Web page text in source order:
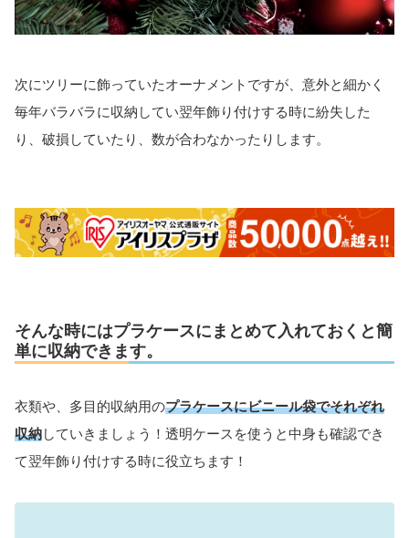
次にツリーに飾っていたオーナメントですが、意外と細かく
毎年バラバラに収納してい翌年飾り付けする時に紛失した
り、破損していたり、数が合わなかったりします。
そんな時にはプラケースにまとめて入れておくと簡
単に収納できます。
衣類や、多目的収納用のプラケースにビニール袋でそれぞれ
収納していきましょう！透明ケースを使うと中身も確認でき
て翌年飾り付けする時に役立ちます！